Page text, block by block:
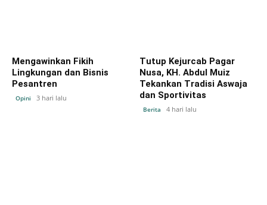
Mengawinkan Fikih
Lingkungan dan Bisnis
Pesantren
Opini 3 hari lalu
Tutup Kejurcab Pagar
Nusa, KH. Abdul Muiz
Tekankan Tradisi Aswaja
dan Sportivitas
Berita 4 hari lalu